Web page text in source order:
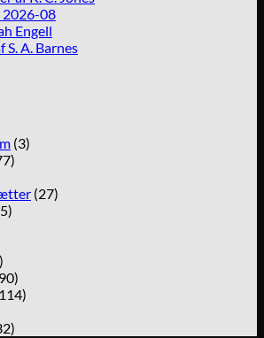
2026-08
Engell
A. Barnes
(3)
(27)